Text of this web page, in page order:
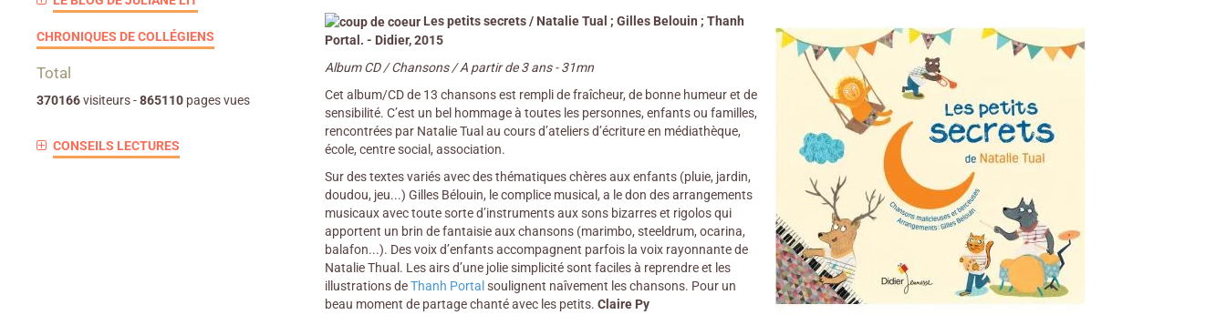
Les petits secrets / Natalie Tual ; Gilles Belouin ; Thanh
Portal. - Didier, 2015
Album CD / Chansons / A partir de 3 ans - 31mn
Cet album/CD de 13 chansons est rempli de fraîcheur, de bonne humeur et de
sensibilité. C’est un bel hommage à toutes les personnes, enfants ou familles,
rencontrées par Natalie Tual au cours d’ateliers d’écriture en médiathèque,
école, centre social, association.
Sur des textes variés avec des thématiques chères aux enfants (pluie, jardin,
doudou, jeu...) Gilles Bélouin, le complice musical, a le don des arrangements
musicaux avec toute sorte d’instruments aux sons bizarres et rigolos qui
apportent un brin de fantaisie aux chansons (marimbo, steeldrum, ocarina,
balafon...). Des voix d’enfants accompagnent parfois la voix rayonnante de
Natalie Thual. Les airs d’une jolie simplicité sont faciles à reprendre et les
illustrations deThanh Portal soulignent naîvement les chansons. Pour un
beau moment de partage chanté avec les petits. Claire Py
CHRONIQUES DE COLLÉGIENS
Total
370166visiteurs -865110 pages vues
CONSEILS LECTURES